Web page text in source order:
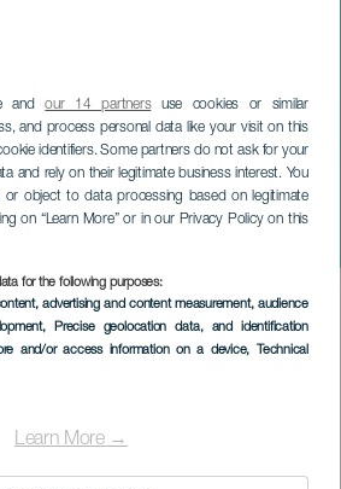
andour 14 partnersuse cookies or similar
and process personal data like your visit on this
identifiers. Some partners do not ask for your
and rely on their legitimate business interest. You
or object to data processing based on legitimate
on “Learn More” or in our Privacy Policy on this
for the following purposes:
advertising and content measurement, audience
, Precise geolocation data, and identification
and/or access information on a device, Technical
Learn More →
Buzanada